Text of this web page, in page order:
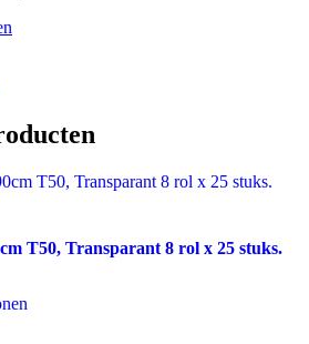
T50, Transparant 8 rol x 25 stuks.